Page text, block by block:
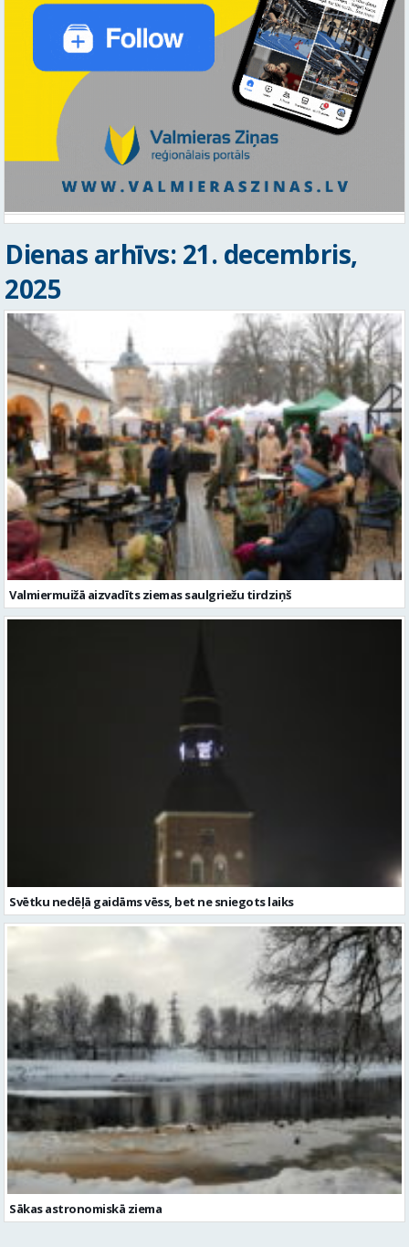
Dienas arhīvs: 21. decembris,
2025
Valmiermuižā aizvadīts ziemas saulgriežu tirdziņš
Svētku nedēļā gaidāms vēss, bet ne sniegots laiks
Sākas astronomiskā ziema